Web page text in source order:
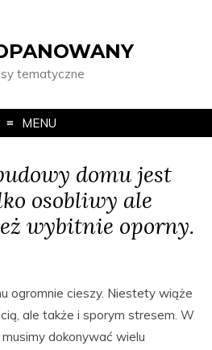
tematyczne
MENU
domu jest
osobliwy ale
wybitnie oporny.
ogromnie cieszy. Niestety wiąże
ale także i sporym stresem. W
dokonywać wielu